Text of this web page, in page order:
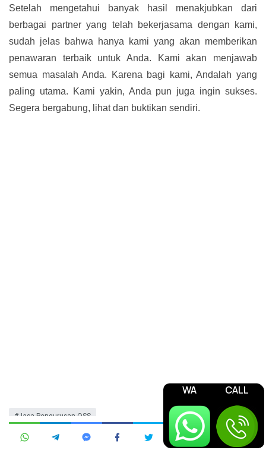
Setelah mengetahui banyak hasil menakjubkan dari
berbagai partner yang telah bekerjasama dengan kami,
sudah jelas bahwa hanya kami yang akan memberikan
penawaran terbaik untuk Anda. Kami akan menjawab
semua masalah Anda. Karena bagi kami, Andalah yang
paling utama. Kami yakin, Anda pun juga ingin sukses.
Segera bergabung, lihat dan buktikan sendiri.
Jasa Pengurusan OSS
WA CALL